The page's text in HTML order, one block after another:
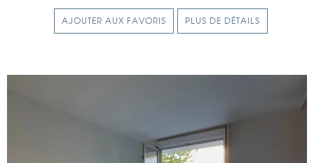
AJOUTER AUX FAVORIS PLUS DE DÉTAILS